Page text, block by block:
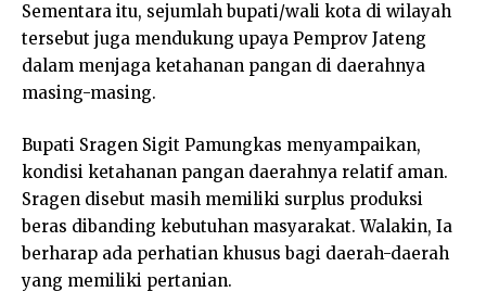
Sementara itu, sejumlah bupati/wali kota di wilayah
tersebut juga mendukung upaya Pemprov Jateng
dalam menjaga ketahanan pangan di daerahnya
masing-masing.
Bupati Sragen Sigit Pamungkas menyampaikan,
kondisi ketahanan pangan daerahnya relatif aman.
Sragen disebut masih memiliki surplus produksi
beras dibanding kebutuhan masyarakat. Walakin, Ia
berharap ada perhatian khusus bagi daerah-daerah
yang memiliki pertanian.